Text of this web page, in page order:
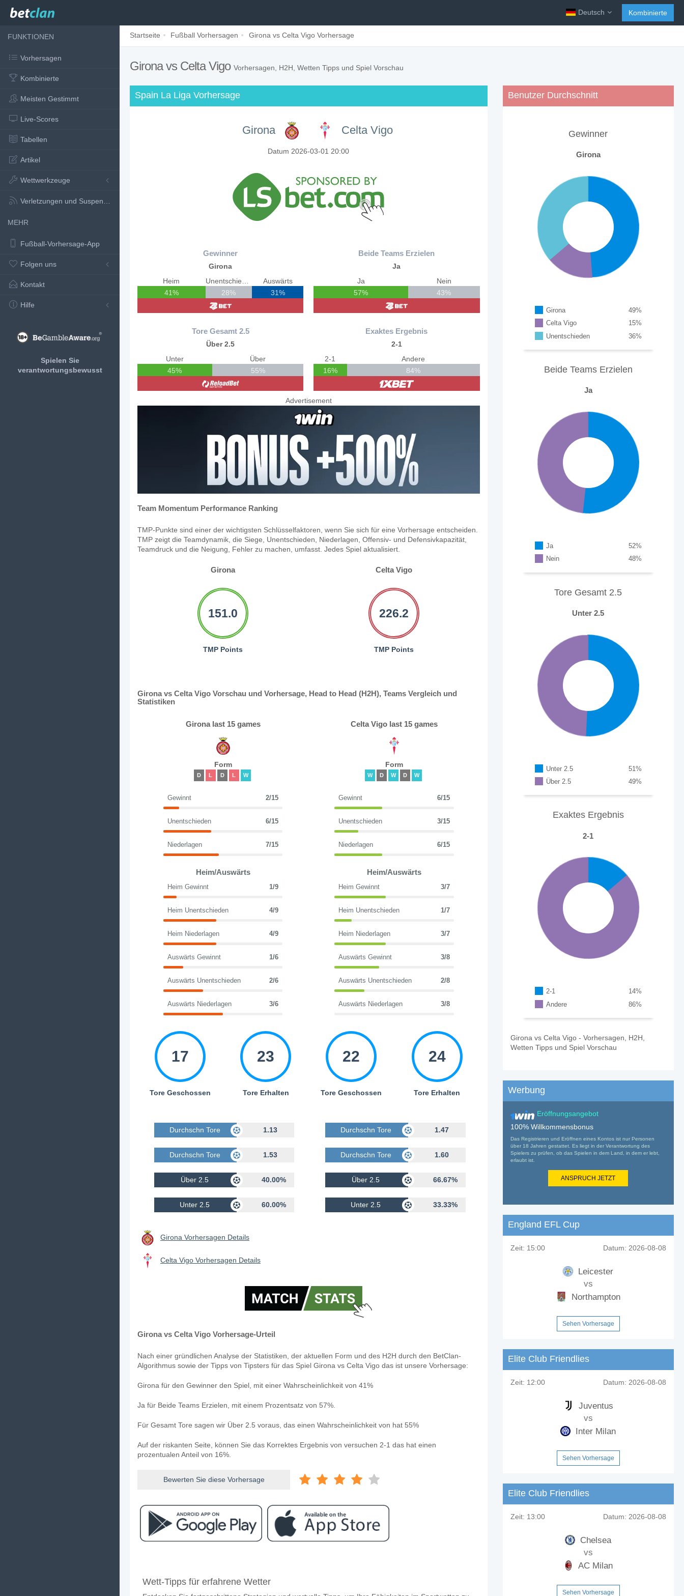
Deutsch Kombinierte
FUNKTIONEN
Vorhersagen
Kombinierte
Meisten Gestimmt
Live-Scores
Tabellen
Artikel
Wettwerkzeuge
Verletzungen und Suspensionen
MEHR
Fußball-Vorhersage-App
Folgen uns
Kontakt
Hilfe
Spielen Sie
verantwortungsbewusst
Startseite Fußball Vorhersagen Girona vs Celta Vigo Vorhersage
Girona vs Celta Vigo Vorhersagen, H2H, Wetten Tipps und Spiel Vorschau
Spain La Liga Vorhersage
Girona Celta Vigo
Datum 2026-03-01 20:00
Gewinner
Girona
Heim
41%
28%
Auswärts
31%
Tore Gesamt 2.5
Über 2.5
Unter
45%
Über
55%
Beide Teams Erzielen
Ja
Ja
57%
Nein
43%
Exaktes Ergebnis
2-1
2-1
16%
Andere
84%
Advertisement
Team Momentum Performance Ranking
TMP-Punkte sind einer der wichtigsten Schlüsselfaktoren, wenn Sie sich für eine Vorhersage entscheiden.
TMP zeigt die Teamdynamik, die Siege, Unentschieden, Niederlagen, Offensiv- und Defensivkapazität,
Teamdruck und die Neigung, Fehler zu machen, umfasst. Jedes Spiel aktualisiert.
Girona Celta Vigo
151.0
TMP Points
226.2
TMP Points
Girona vs Celta Vigo Vorschau und Vorhersage, Head to Head (H2H), Teams Vergleich und
Statistiken
Girona last 15 games
Form
D L D L W
Gewinnt 2/15
Unentschieden 6/15
Niederlagen 7/15
Heim/Auswärts
Heim Gewinnt 1/9
Heim Unentschieden 4/9
Heim Niederlagen 4/9
Auswärts Gewinnt 1/6
Auswärts Unentschieden 2/6
Auswärts Niederlagen 3/6
17
Tore Geschossen
23
Tore Erhalten
Durchschn Tore Geschossen 1.13
Durchschn Tore Erhalten 1.53
Über 2.5 40.00%
Unter 2.5 60.00%
Celta Vigo last 15 games
Form
W D W D W
Gewinnt 6/15
Unentschieden 3/15
Niederlagen 6/15
Heim/Auswärts
Heim Gewinnt 3/7
Heim Unentschieden 1/7
Heim Niederlagen 3/7
Auswärts Gewinnt 3/8
Auswärts Unentschieden 2/8
Auswärts Niederlagen 3/8
22
Tore Geschossen
24
Tore Erhalten
Durchschn Tore Geschossen 1.47
Durchschn Tore Erhalten 1.60
Über 2.5 66.67%
Unter 2.5 33.33%
Girona Vorhersagen Details
Celta Vigo Vorhersagen Details
Girona vs Celta Vigo Vorhersage-Urteil
Nach einer gründlichen Analyse der Statistiken, der aktuellen Form und des H2H durch den BetClan-
Algorithmus sowie der Tipps von Tipsters für das Spiel Girona vs Celta Vigo das ist unsere Vorhersage:
Girona für den Gewinner den Spiel, mit einer Wahrscheinlichkeit von 41%
Ja für Beide Teams Erzielen, mit einem Prozentsatz von 57%.
Für Gesamt Tore sagen wir Über 2.5 voraus, das einen Wahrscheinlichkeit von hat 55%
Auf der riskanten Seite, können Sie das Korrektes Ergebnis von versuchen 2-1 das hat einen
prozentualen Anteil von 16%.
Bewerten Sie diese Vorhersage
Das Spiel zwischen Girona v Celta Vigo 01 March 2026 20:00.
Wett-Tipps für erfahrene Wetter
Benutzer Durchschnitt
Gewinner
Girona
Girona %
49
Celta Vigo
%
15
Unentschieden
%
36
Beide Teams Erzielen
Ja
Ja %
52
Nein
%
48
Tore Gesamt 2.5
Unter 2.5
Unter 2.5 %
51
Über 2.5
%
49
Exaktes Ergebnis
2-1
2-1 %
14
Andere
%
86
Girona vs Celta Vigo - Vorhersagen, H2H,
Wetten Tipps und Spiel Vorschau
Werbung
Eröffnungsangebot
100% Willkommensbonus
Das Registrieren und Eröffnen eines Kontos ist nur Personen
über 18 Jahren gestattet. Es liegt in der Verantwortung des
Spielers zu prüfen, ob das Spielen in dem Land, in dem er lebt,
erlaubt ist.
ANSPRUCH JETZT
England EFL Cup
Zeit: 15:00 Datum: 2026-08-08
Leicester
vs
Northampton
Sehen Vorhersage
Elite Club Friendlies
Zeit: 12:00 Datum: 2026-08-08
Juventus
vs
Inter Milan
Sehen Vorhersage
Elite Club Friendlies
Zeit: 13:00 Datum: 2026-08-08
Chelsea
vs
AC Milan
Sehen Vorhersage